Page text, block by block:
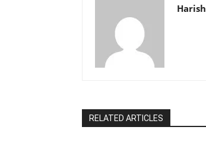
Harish
RELATED ARTICLES